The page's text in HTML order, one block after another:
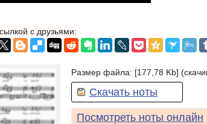
с друзьями:
Размер файла: [177,78 Kb]
Скачать ноты
Посмотреть ноты онлайн